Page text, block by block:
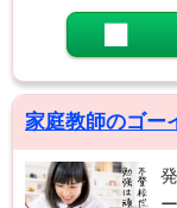
家庭教師のゴー